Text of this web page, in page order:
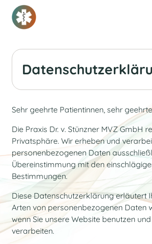
Sehr geehrte Patientinnen, sehr
Die Praxis Dr. v. Stünzner MVZ GmbH
Privatsphäre. Wir erheben und
personenbezogenen Daten
Übereinstimmung mit den
Bestimmungen.
Diese Datenschutzerklärung erläutert
Arten von personenbezogenen Daten
wenn Sie unsere Website benutzen
verarbeiten.